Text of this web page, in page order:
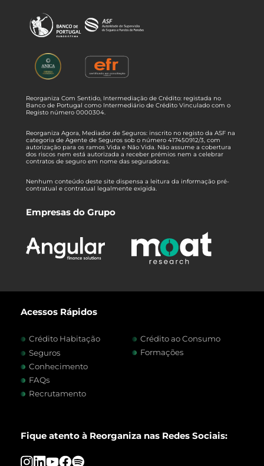
Reorganiza Com Sentido, Intermediação de Crédito: registada no
Banco de Portugal como Intermediário de Crédito Vinculado com o
Registo número 0000304.
Reorganiza Agora, Mediador de Seguros: inscrito no registo da ASF na
categoria de Agente de Seguros sob o número 417450912/3, com
autorização para os ramos Vida e Não Vida. Não assume a cobertura
dos riscos nem está autorizada a receber prémios nem a celebrar
contratos de seguro em nome das seguradoras.
Nenhum conteúdo deste site dispensa a leitura da informação pré-
contratual e contratual legalmente exigida.
Empresas do Grupo
Acessos Rápidos
Crédito Habitação
Crédito ao Consumo
Seguros
Formações
Conhecimento
FAQs
Recrutamento
Fique atento à Reorganiza nas Redes Sociais: